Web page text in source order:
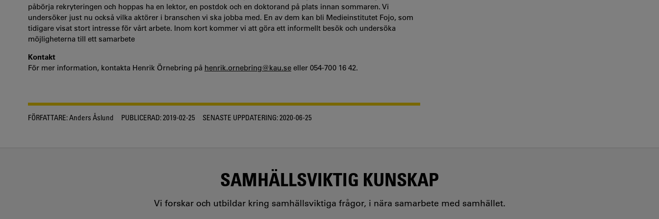
påbörja rekryteringen och hoppas ha en lektor, en postdok och en doktorand på plats innan sommaren. Vi
undersöker just nu också vilka aktörer i branschen vi ska jobba med. En av dem kan bli Medieinstitutet Fojo, som
tidigare visat stort intresse för vårt arbete. Inom kort kommer vi att göra ett informellt besök och undersöka
möjligheterna till ett samarbete
Kontakt
För mer information, kontakta Henrik Örnebring på henrik.ornebring@kau.se eller 054-700 16 42.
FÖRFATTARE:Anders Åslund PUBLICERAD:2019-02-25 SENASTE UPPDATERING:2020-06-25
SAMHÄLLSVIKTIG KUNSKAP
Vi forskar och utbildar kring samhällsviktiga frågor, i nära samarbete med samhället.